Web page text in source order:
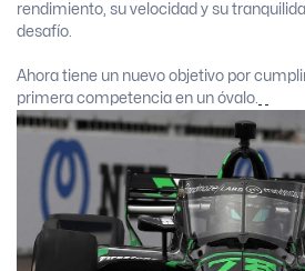
rendimiento, su velocidad y su
desafío.
Ahora tiene un nuevo objetivo por
primera competencia en un óvalo.